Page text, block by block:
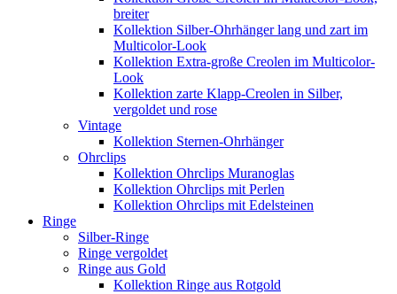
breiter
Kollektion Silber-Ohrhänger lang und zart im
Multicolor-Look
Kollektion Extra-große Creolen im Multicolor-
Look
Kollektion zarte Klapp-Creolen in Silber,
vergoldet und rose
Vintage
Kollektion Sternen-Ohrhänger
Ohrclips
Kollektion Ohrclips Muranoglas
Kollektion Ohrclips mit Perlen
Kollektion Ohrclips mit Edelsteinen
Ringe
Silber-Ringe
Ringe vergoldet
Ringe aus Gold
Kollektion Ringe aus Rotgold